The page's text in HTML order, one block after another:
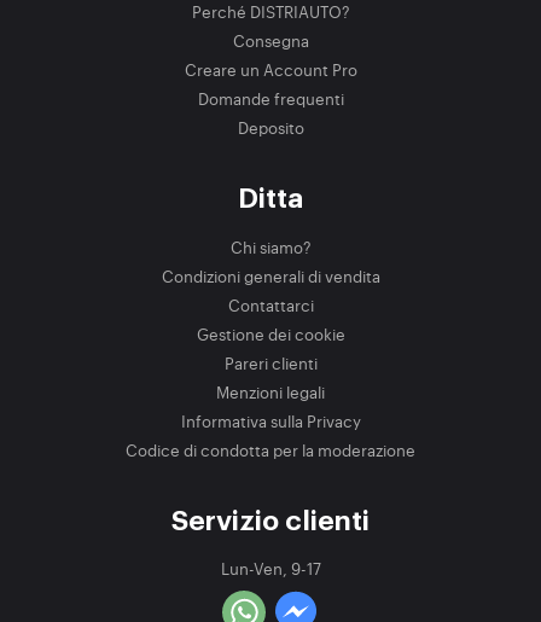
Perché DISTRIAUTO?
Consegna
Creare un Account Pro
Domande frequenti
Deposito
Ditta
Chi siamo?
Condizioni generali di vendita
Contattarci
Gestione dei cookie
Pareri clienti
Menzioni legali
Informativa sulla Privacy
Codice di condotta per la moderazione
Servizio clienti
Lun-Ven, 9-17